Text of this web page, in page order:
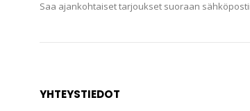
Saa ajankohtaiset tarjoukset suoraan
YHTEYSTIEDOT